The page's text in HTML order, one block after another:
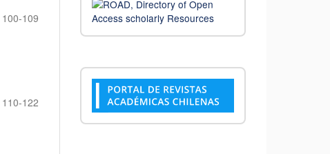
100-109
110-122